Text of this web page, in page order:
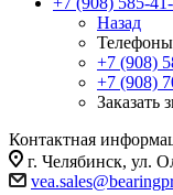
Назад
Телефоны
+7 (908)
+7 (908)
Заказать
Контактная
г. Челябинск, ул.